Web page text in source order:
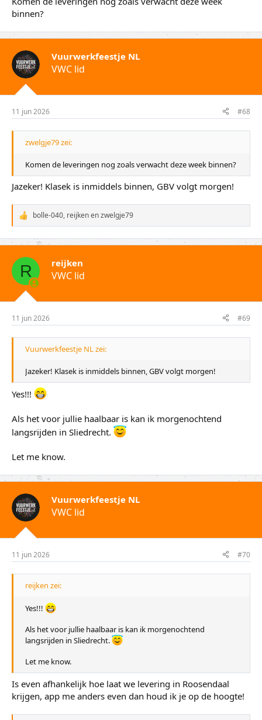
binnen?
Vuurwerkfeestje NL
VWC lid
11 jun 2026 #68
zwelgje79 zei:
Komen de leveringen nog zoals verwacht deze week binnen?
Jazeker! Klasek is inmiddels binnen, GBV volgt morgen!
W
a
a
r
d
e
i
n
n
bolle-040, reijkenenzwelgje79
R reijken
VWC lid
11 jun 2026 #69
Vuurwerkfeestje NL zei:
Jazeker! Klasek is inmiddels binnen, GBV volgt morgen!
Yes!!!
Als het voor jullie haalbaar is kan ik morgenochtend
langsrijden in Sliedrecht.
Let me know.
Vuurwerkfeestje NL
VWC lid
11 jun 2026 #70
reijken zei:
Yes!!!
Als het voor jullie haalbaar is kan ik morgenochtend
langsrijden in Sliedrecht.
Let me know.
Is even afhankelijk hoe laat we levering in Roosendaal
krijgen, app me anders even dan houd ik je op de hoogte!